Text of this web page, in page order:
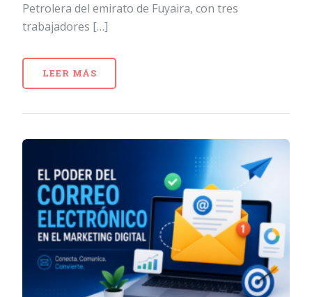
Petrolera del emirato de Fuyaira, con tres
trabajadores […]
LEER MÁS